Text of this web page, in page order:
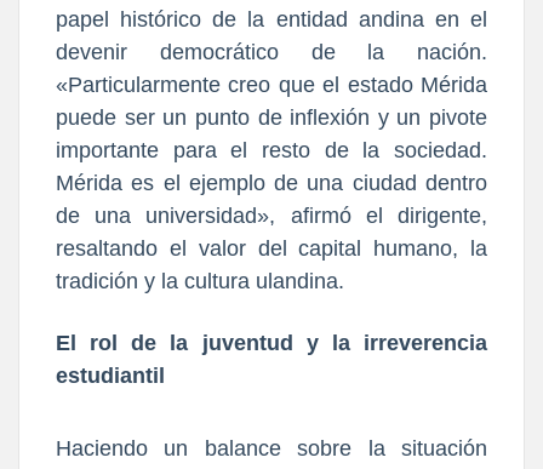
papel histórico de la entidad andina en el
devenir democrático de la nación.
«Particularmente creo que el estado Mérida
puede ser un punto de inflexión y un pivote
importante para el resto de la sociedad.
Mérida es el ejemplo de una ciudad dentro
de una universidad», afirmó el dirigente,
resaltando el valor del capital humano, la
tradición y la cultura ulandina.
El rol de la juventud y la irreverencia
estudiantil
Haciendo un balance sobre la situación